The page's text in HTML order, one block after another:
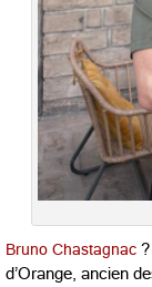
Bruno Chastagnac
d’Orange, ancien